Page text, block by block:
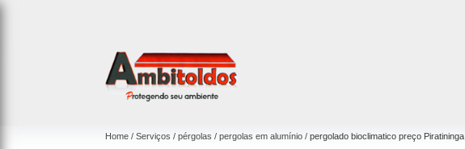
Home Serviços pérgolas pergolas em alumínio pergolado bioclimatico preço Piratininga